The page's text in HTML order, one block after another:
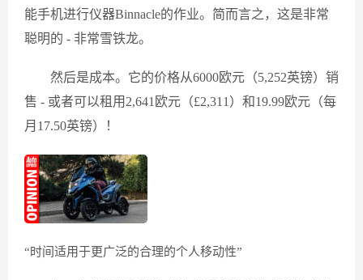
能手机进行仪器Binnacle的作业。简而言之，这是非常
聪明的 - 非常雪铁龙。
然后是成本。它的价格从6000欧元（5,252英镑）销
售 - 或者可以租用2,641欧元（£2,311）和19.99欧元（每
月17.50英镑）！
“时间适用于更广泛的合理的个人移动性”